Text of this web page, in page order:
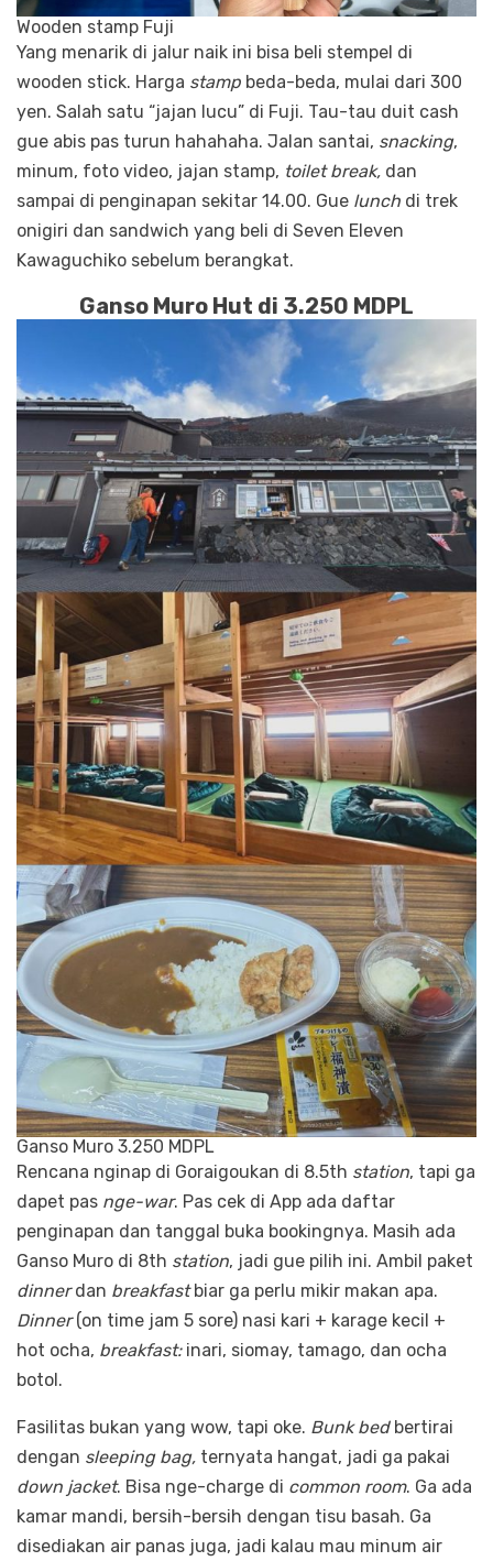
Wooden stamp Fuji
Yang menarik di jalur naik ini bisa beli stempel di
wooden stick. Harga stamp beda-beda, mulai dari 300
yen. Salah satu “jajan lucu” di Fuji. Tau-tau duit cash
gue abis pas turun hahahaha. Jalan santai, snacking,
minum, foto video, jajan stamp, toilet break, dan
sampai di penginapan sekitar 14.00. Gue lunch di trek
onigiri dan sandwich yang beli di Seven Eleven
Kawaguchiko sebelum berangkat.
Ganso Muro Hut di 3.250 MDPL
Ganso Muro 3.250 MDPL
Rencana nginap di Goraigoukan di 8.5th station, tapi ga
dapet pas nge-war. Pas cek di App ada daftar
penginapan dan tanggal buka bookingnya. Masih ada
Ganso Muro di 8th station, jadi gue pilih ini. Ambil paket
dinnerdan breakfastbiar ga perlu mikir makan apa.
Dinner(on time jam 5 sore) nasi kari + karage kecil +
hot ocha, breakfast:inari, siomay, tamago, dan ocha
botol.
Fasilitas bukan yang wow, tapi oke. Bunk bed bertirai
dengan sleeping bag, ternyata hangat, jadi ga pakai
down jacket. Bisa nge-charge di common room. Ga ada
kamar mandi, bersih-bersih dengan tisu basah. Ga
disediakan air panas juga, jadi kalau mau minum air